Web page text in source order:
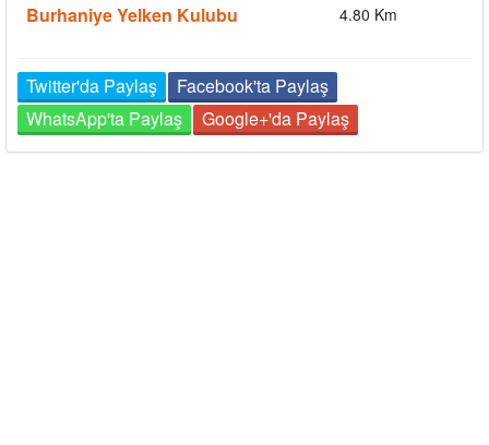
Burhaniye Yelken Kulubu 4.80 Km
Twitter'da Paylaş
Facebook'ta Paylaş
WhatsApp'ta Paylaş
Google+'da Paylaş